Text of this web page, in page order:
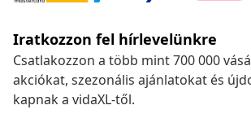
Iratkozzon fel hírlevelünkre
Csatlakozzon a több mint 700 000
akciókat, szezonális ajánlatokat és
kapnak a vidaXL-től.